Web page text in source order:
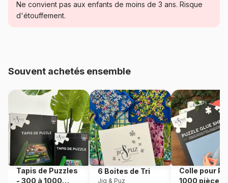
Catégorie Puzzles - Monuments
Référence Eurographics-6000-0765
EAN 628136607650
Nombre de pièces 1000 pièces
Dimensions 66 x 48 cm
Ne convient pas aux enfants de moins de 3 ans. Risque
d'étouffement.
Souvent achetés ensemble
Tapis de Puzzles
- 300 à 1000
6 Boites de Tri
Jig & Puz
Colle pour
1000 pièces